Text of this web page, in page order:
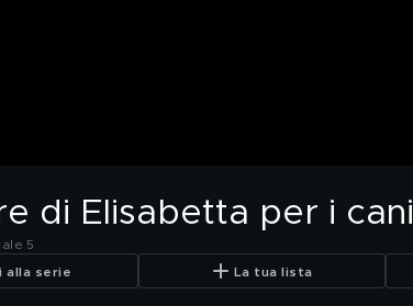
di Elisabetta per i cani
5
alla serie La tua lista